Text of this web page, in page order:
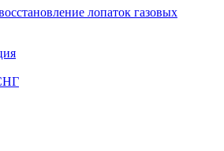
лопаток газовых